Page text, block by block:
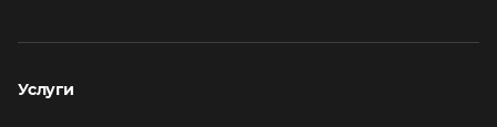
Услуги